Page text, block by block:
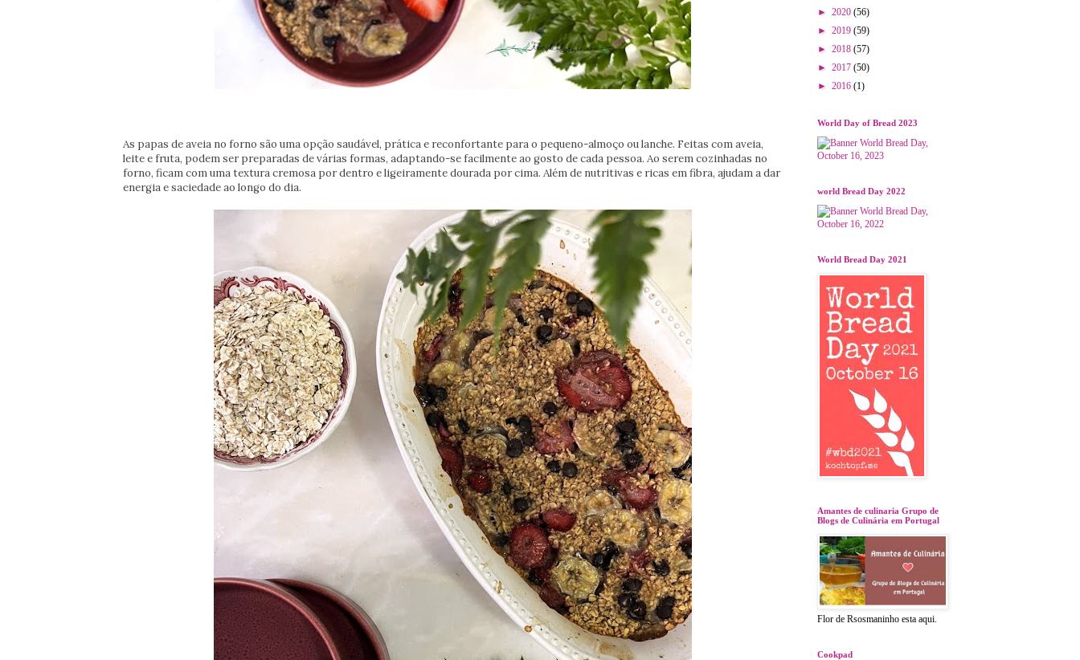
As papas de aveia no forno são uma opção saudável, prática e reconfortante para o pequeno-almoço ou lanche. Feitas com aveia,
leite e fruta, podem ser preparadas de várias formas, adaptando-se facilmente ao gosto de cada pessoa. Ao serem cozinhadas no
forno, ficam com uma textura cremosa por dentro e ligeiramente dourada por cima. Além de nutritivas e ricas em fibra, ajudam a dar
energia e saciedade ao longo do dia.
► 2020 (56)
► 2019 (59)
► 2018 (57)
► 2017 (50)
► 2016 (1)
World Day of Bread 2023
world Bread Day 2022
World Bread Day 2021
Amantes de culinaria Grupo de
Blogs de Culinária em Portugal
Flor de Rsosmaninho esta aqui.
Cookpad